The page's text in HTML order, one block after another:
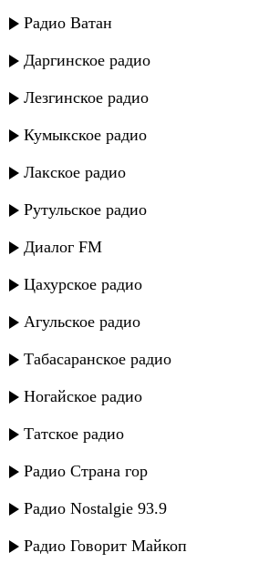
Радио Ватан
Даргинское радио
Лезгинское радио
Кумыкское радио
Лакское радио
Рутульское радио
Диалог FM
Цахурское радио
Агульское радио
Табасаранское радио
Ногайское радио
Татское радио
Радио Страна гор
Радио Nostalgie 93.9
Радио Говорит Майкоп
Штул группа - Дидедиз мубарак
Штул группа - Зи лезгистан
Штул группа - Киани яр
Штул группа - Вилериз кьи
Штул группа - Инструменталная